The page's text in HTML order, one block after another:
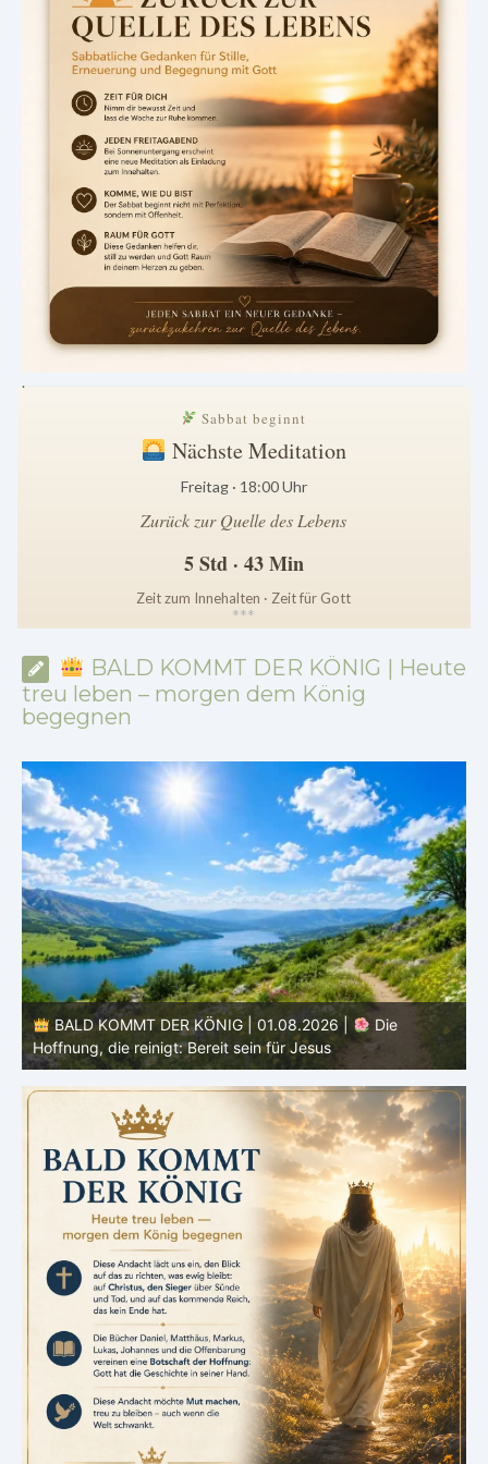
.
Sabbat beginnt
Nächste Meditation
Freitag · 18:00 Uhr
Zurück zur Quelle des Lebens
5 Std · 43 Min
Zeit zum Innehalten · Zeit für Gott
***
BALD KOMMT DER KÖNIG | Heute
treu leben – morgen dem König
begegnen
BALD KOMMT DER KÖNIG | 01.08.2026 | Einführung in
den Monat |
August – Heiligung und Charakterbildung